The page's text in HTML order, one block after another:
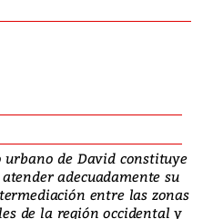
urbano de David constituye
adecuadamente su
entre las zonas
de la región occidental y